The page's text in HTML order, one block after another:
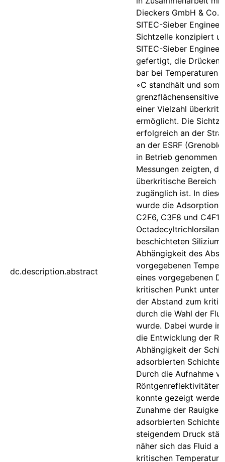
dc.description.abstract
Dieckers GmbH & Co.
SITEC-Sieber
Sichtzelle konzipiert
SITEC-Sieber
gefertigt, die Drücken
bar bei Temperaturen
◦C standhält und
grenzflächensensitive
einer Vielzahl
ermöglicht. Die
erfolgreich an der
an der ESRF
in Betrieb genommen
Messungen zeigten,
überkritische Bereich
zugänglich ist. In
wurde die Adsorption
C2F6, C3F8 und
Octadecyltrichlorsilan
beschichteten
Abhängigkeit des
vorgegebenen
eines vorgegebenen
kritischen Punkt
der Abstand zum
durch die Wahl der
wurde. Dabei wurde
die Entwicklung der
Abhängigkeit der
adsorbierten
Durch die Aufnahme
Röntgenreflektivitäten
konnte gezeigt
Zunahme der
adsorbierten
steigendem Druck
näher sich das Fluid
kritischen Temperatur